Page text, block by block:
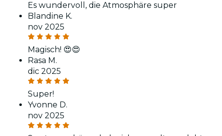
Es wundervoll, die Atmosphäre super
Blandine K.
nov 2025
Magisch! 😍😍
Rasa M.
dic 2025
Super!
Yvonne D.
nov 2025